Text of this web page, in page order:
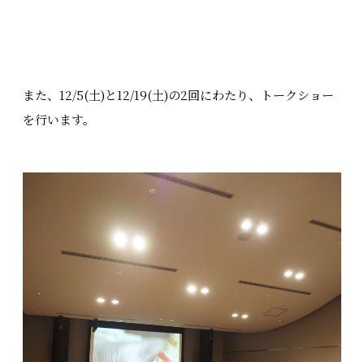
また、12/5(土)と12/19(土)の2回にわたり、トークショー
を行います。